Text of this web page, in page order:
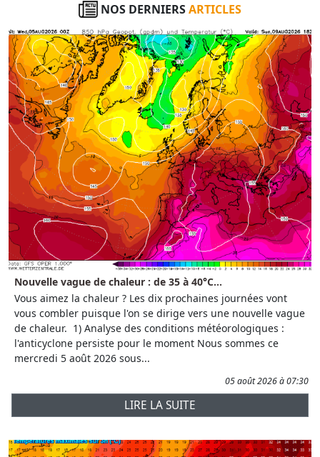
NOS DERNIERSARTICLES
Nouvelle vague de chaleur : de 35 à 40°C...
Vous aimez la chaleur ? Les dix prochaines journées vont
vous combler puisque l'on se dirige vers une nouvelle vague
de chaleur. 1) Analyse des conditions météorologiques :
l'anticyclone persiste pour le moment Nous sommes ce
mercredi 5 août 2026 sous...
05 août 2026 à 07:30
LIRE LA SUITE